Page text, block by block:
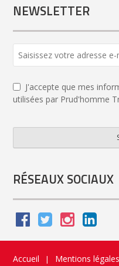
NEWSLETTER
J'accepte que mes
utilisées par Prud'homme
Website *
RÉSEAUX SOCIAUX
Accueil | Mentions légales